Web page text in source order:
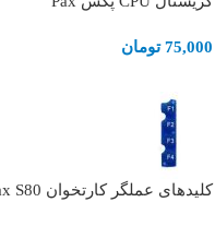
75,000 تومان
کلیدهای عملگر کارتخوان Pax S80